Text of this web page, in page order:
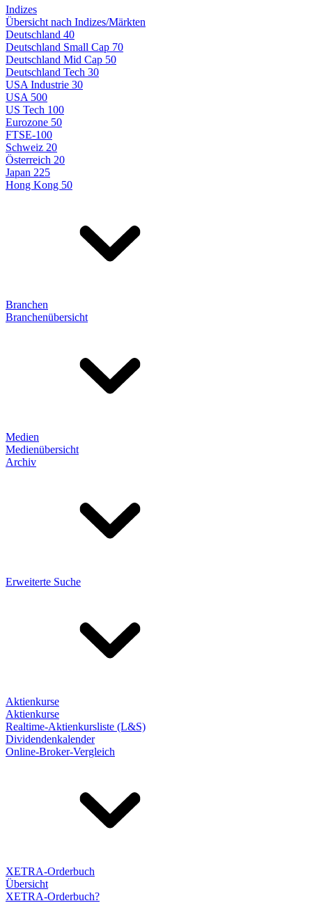
Indizes
Übersicht nach Indizes/Märkten
Deutschland 40
Deutschland Small Cap 70
Deutschland Mid Cap 50
Deutschland Tech 30
USA Industrie 30
USA 500
US Tech 100
Eurozone 50
FTSE-100
Schweiz 20
Österreich 20
Japan 225
Hong Kong 50
Branchen
Branchenübersicht
Medien
Medienübersicht
Archiv
Erweiterte Suche
Aktienkurse
Aktienkurse
Realtime-Aktienkursliste (L&S)
Dividendenkalender
Online-Broker-Vergleich
XETRA-Orderbuch
Übersicht
XETRA-Orderbuch?